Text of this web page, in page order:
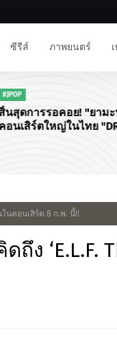
ซีรีส์ ภาพยนตร์
#JPOP
นสุดการรอคอย! "ยาม
อนเสิร์ตใหญ่ในไทย
ในคอนเสิร์ต 8 ก.พ. นี้!!
ง ‘E.L.F.